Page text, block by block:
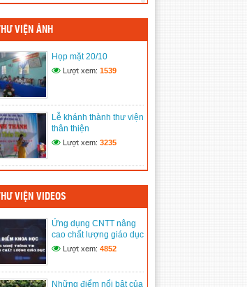
Đại hội Đảng
(11/06/2020)
Tham gia Đại hội Đảng bộ
(11/06/2020)
Họp mặt ngày 20/11
(11/06/2020)
Hưởng ứng tuần lễ áo dài
THƯ VIỆN ẢNH
Họp mặt 20/10
Lượt xem: 1539
Lễ khánh thành thư viện
thân thiện
Lượt xem: 3235
THƯ VIỆN VIDEOS
Ứng dụng CNTT nâng
cao chất lượng giáo dục
Lượt xem: 4852
Những điểm nổi bật của